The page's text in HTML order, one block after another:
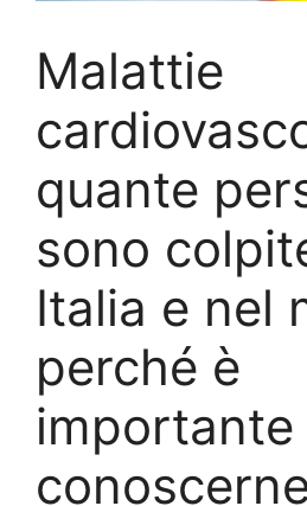
Malattie
quante
sono
Italia e nel
perché è
importante